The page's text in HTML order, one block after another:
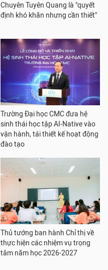
Chuyên Tuyên Quang là "quyết
định khó khăn nhưng cần thiết"
Trường Đại học CMC đưa hệ
sinh thái học tập AI-Native vào
vận hành, tái thiết kế hoạt động
đào tạo
Thủ tướng ban hành Chỉ thị về
thực hiện các nhiệm vụ trọng
tâm năm học 2026-2027